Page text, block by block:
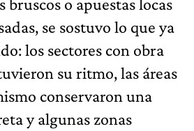
se sostuvo lo que ya
los sectores con obra
su ritmo, las áreas
conservaron una
y algunas zonas